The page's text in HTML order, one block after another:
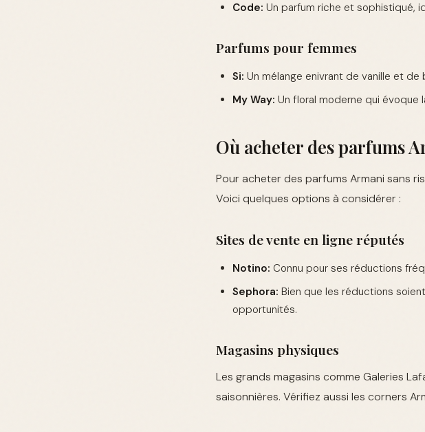
Code: Un parfum riche et sophistiqué,
Parfums pour femmes
Si: Un mélange enivrant de vanille et de
My Way: Un floral moderne qui évoque
Où acheter des parfums
Pour acheter des parfums Armani sans
Voici quelques options à considérer :
Sites de vente en ligne réputés
Notino: Connu pour ses réductions
Sephora: Bien que les réductions
opportunités.
Magasins physiques
Les grands magasins comme Galeries
saisonnières. Vérifiez aussi les corners